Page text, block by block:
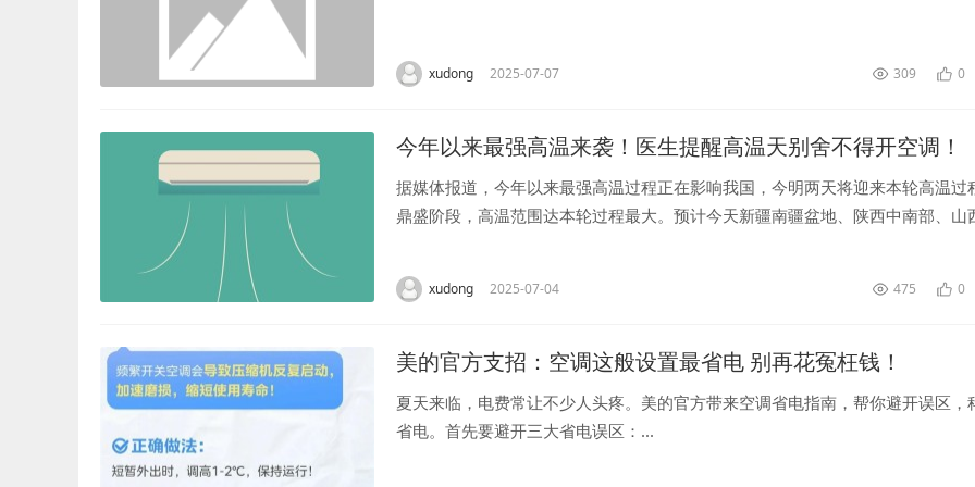
xudong 2025-07-07 309 0
今年以来最强高温来袭！医生提醒高温天别舍不得开空调！
据媒体报道，今年以来最强高温过程正在影响我国，今明两天将迎来本轮高温过
鼎盛阶段，高温范围达本轮过程最大。预计今天新疆南疆盆地、陕西中南部、山
江北部、福建南部和...
xudong 2025-07-04 475 0
美的官方支招：空调这般设置最省电 别再花冤枉钱！
夏天来临，电费常让不少人头疼。美的官方带来空调省电指南，帮你避开误区，
省电。首先要避开三大省电误区：...